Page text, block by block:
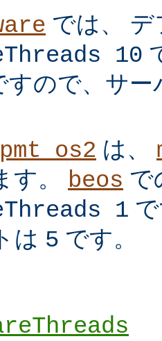
では、
10
すので、サ
は、
す。 beos で
1
は 5 です。